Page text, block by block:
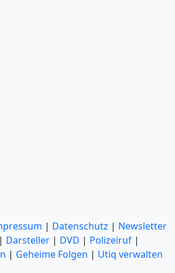
| Datenschutz | Newsletter
| Darsteller | DVD | Polizeiruf |
| Geheime Folgen | Utiq verwalten